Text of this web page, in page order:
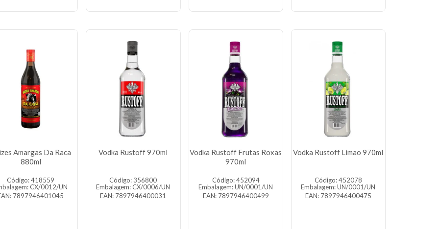
Amargas Da Raca
880ml
Código: 418559
CX/0012/UN
7897946401045
Vodka Rustoff 970ml
Código: 356800
Embalagem: CX/0006/UN
EAN: 7897946400031
Vodka Rustoff Frutas Roxas
970ml
Código: 452094
Embalagem: UN/0001/UN
EAN: 7897946400499
Vodka Rustoff Limao 970ml
Código: 452078
Embalagem: UN/0001/UN
EAN: 7897946400475